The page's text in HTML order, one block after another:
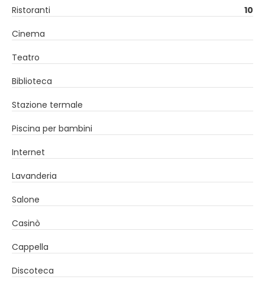
Ristoranti
10
Cinema
Teatro
Biblioteca
Stazione termale
Piscina per bambini
Internet
Lavanderia
Salone
Casinò
Cappella
Discoteca